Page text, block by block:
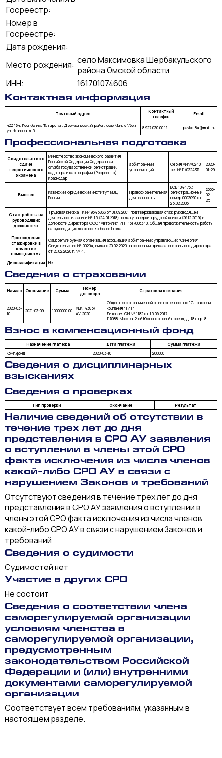
Госреестр:
Номер в
Госреестре:
Дата рождения:
Место рождения: село Максимовка Шербакульского
района Омской области
ИНН:
161701074606
Контактная информация
Почтовый адрес
Контактный
телефон
Email
422464, Республика Татарстан, Дрожжановский район, село Малые Убеи,
ул. Чкалова, д.5
8 927 030 00 16 pavkol84@mail.ru
Профессиональная подготовка
Свидетельство о
сдаче
теоретического
экзамена
Министерство экономического развития
Российской Федерации Федеральная
служба государственной регистрации,
кадастра и картографии (Росреестр), г.
Краснодар
арбитражный
управляющий
Серия АИ№0240,
рег №11/032435
2020-
01-29
Высшее
Казанский юридический институт МВД
России
Правоохранительная
деятельность
ВСВ 1044767,
регистрационный
номер 0003090 от
25.02.2006
2006-
02-
25
Стаж работы на
руководящих
должностях
Трудовая книжка ТК № 9645833 от 01.09.2001, подтверждающая стаж руководящей
деятельности: записи № 15 (24.01.2018) по дату заверки трудовой книжки (26.12.2019) в
должности директора ООО "АвтоКлик" ИНН 1617006340. Общая продолжительность работы
на руководящих должностях более 1 года.
Прохождение
стажировки в
качестве
помощника АУ
Саморегулируемая организация ассоциация арбитражных управляющих "Синергия",
Свидетельство № 00204, выдано 20.02.2020 на основании приказа генерального директора
от 20.02.2020 г. № 4.
Дисквалификация Нет
Сведения о страховании
Начало Окончание Сумма
Номер
договора
Страховая компания
2020-03-
10
2021-03-09 10000000.00
УБК_4385/
АУ-2020
Общество с ограниченной ответственностью "Страховая
компания "ТИТ"
Лицензия СИ № 1182 от 15.06.2017г
115088, Москва, 2-ой Южнопортовый проезд, д. 18 стр. 8
Взнос в компенсационный фонд
Назначение платежа Дата платежа
Сумма платежа
Комп.фонд
2020-03-10 200000
Сведения о дисциплинарных
взысканиях
Сведения о проверках
Тип проверки Окончание Результат
Наличие сведений об отсутствии в
течение трех лет до дня
представления в СРО АУ заявления
о вступлении в члены этой СРО
факта исключения из числа членов
какой-либо СРО АУ в связи с
нарушением Законов и требований
Отсутствуют сведения в течение трех лет до дня
представления в СРО АУ заявления о вступлении в
члены этой СРО факта исключения из числа членов
какой-либо СРО АУ в связи с нарушением Законов и
требований
Сведения о судимости
Судимостей нет
Участие в других СРО
Не состоит
Сведения о соответствии члена
саморегулируемой организации
условиям членства в
саморегулируемой организации,
предусмотренным
законодательством Российской
Федерации и (или) внутренними
документами саморегулируемой
организации
Соответствует всем требованиям, указанным в
настоящем разделе.